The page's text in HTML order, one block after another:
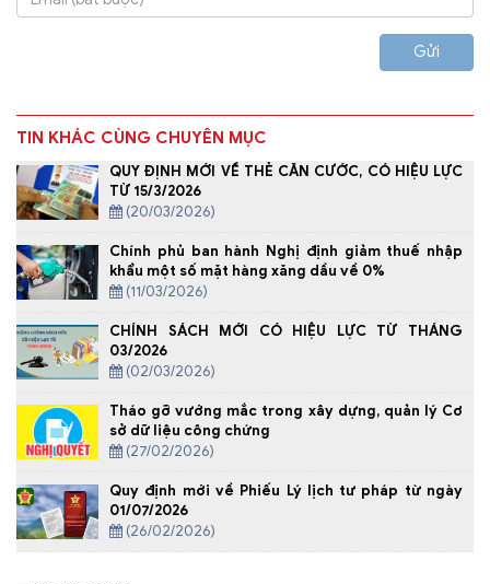
Gửi
TIN KHÁC CÙNG CHUYÊN MỤC
QUY ĐỊNH MỚI VỀ THẺ CĂN CƯỚC, CÓ HIỆU LỰC
TỪ 15/3/2026
(20/03/2026)
Chính phủ ban hành Nghị định giảm thuế nhập
khẩu một số mặt hàng xăng dầu về 0%
(11/03/2026)
CHÍNH SÁCH MỚI CÓ HIỆU LỰC TỪ THÁNG
03/2026
(02/03/2026)
Tháo gỡ vướng mắc trong xây dựng, quản lý Cơ
sở dữ liệu công chứng
(27/02/2026)
Quy định mới về Phiếu Lý lịch tư pháp từ ngày
01/07/2026
(26/02/2026)